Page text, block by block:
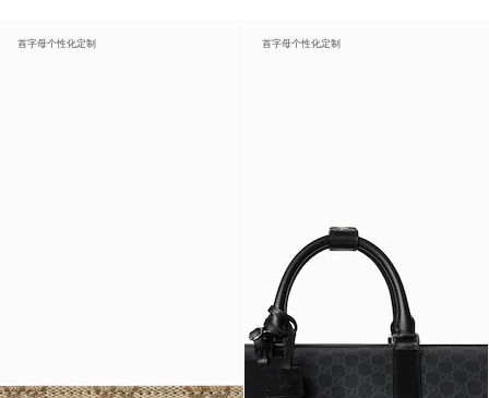
首字母个性化定制 首字母个性化定制